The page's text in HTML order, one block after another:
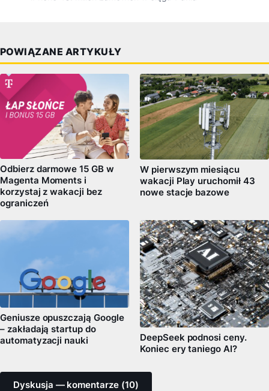
POWIĄZANE ARTYKUŁY
Odbierz darmowe 15 GB w
Magenta Moments i
korzystaj z wakacji bez
ograniczeń
W pierwszym miesiącu
wakacji Play uruchomił 43
nowe stacje bazowe
Geniusze opuszczają Google
– zakładają startup do
automatyzacji nauki
DeepSeek podnosi ceny.
Koniec ery taniego AI?
Dyskusja — komentarze (10)